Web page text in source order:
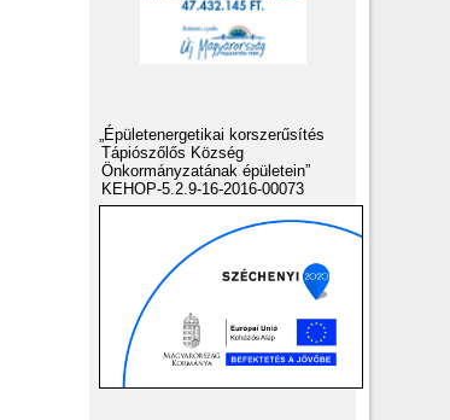
„Épületenergetikai korszerűsítés
Tápiószőlős Község
Önkormányzatának épületein”
KEHOP-5.2.9-16-2016-00073